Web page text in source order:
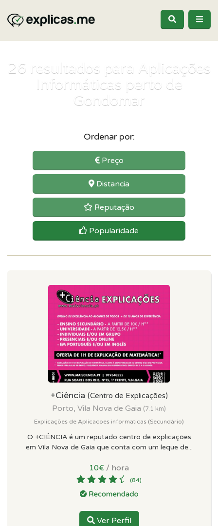
26 resultados para Aplicações
Informáticas perto de
Gondomar
Ordenar por:
Preço
Distancia
Reputação
Popularidade
+Ciência (Centro de Explicações)
Porto, Vila Nova de Gaia (7.1 km)
Explicações de Aplicacoes informaticas (Secundário)
O +CIÊNCIA é um reputado centro de explicações
em Vila Nova de Gaia que conta com um leque de...
10€ / hora
(84)
Ver Perfil